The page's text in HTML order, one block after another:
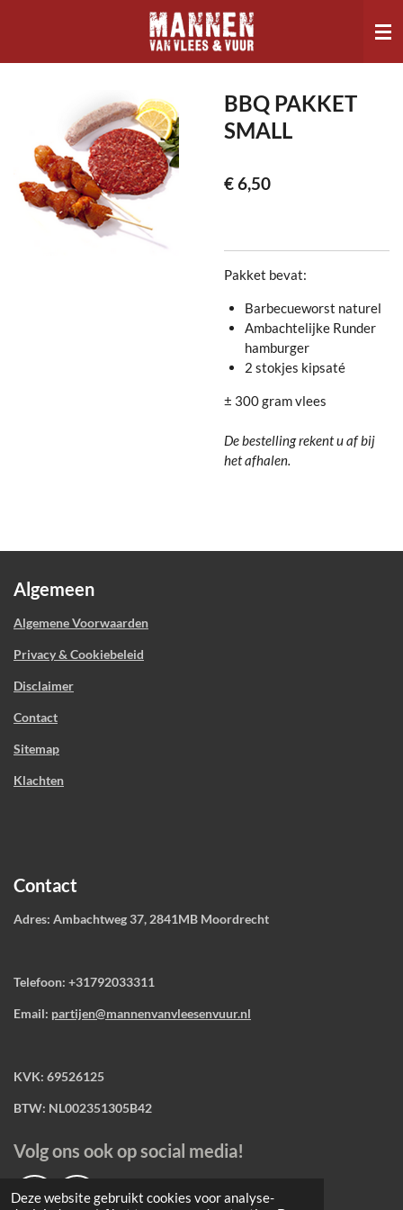
Deze website gebruikt cookies voor analyse-
BBQ PAKKET
SMALL
€ 6,50
Pakket bevat:
Barbecueworst naturel
Ambachtelijke Runder
hamburger
2 stokjes kipsaté
± 300 gram vlees
De bestelling rekent u af bij
het afhalen.
Algemeen
Algemene Voorwaarden
Privacy & Cookiebeleid
Disclaimer
Contact
Sitemap
Klachten
Contact
Adres: Ambachtweg 37, 2841MB Moordrecht
Telefoon: +31792033311
Email: partijen@mannenvanvleesenvuur.nl
KVK: 69526125
BTW: NL002351305B42
Volg ons ook op social media!
F I